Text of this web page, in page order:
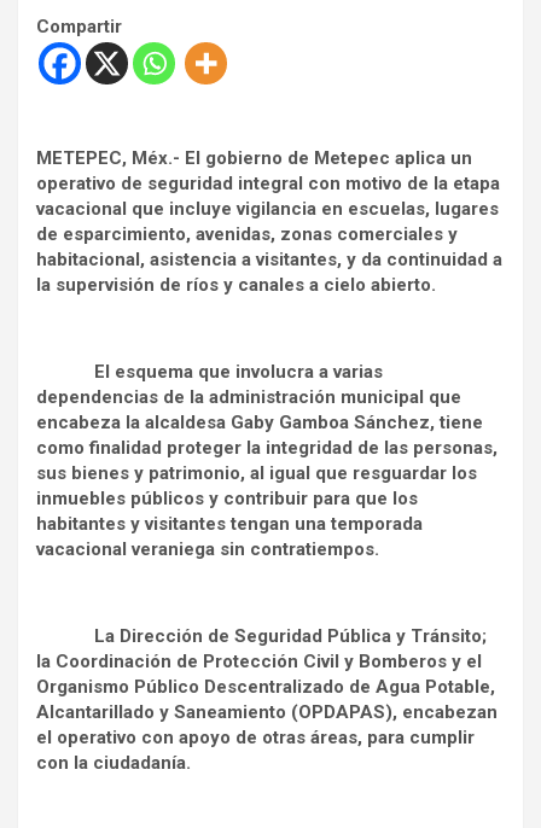
Compartir
METEPEC, Méx.- El gobierno de Metepec aplica un
operativo de seguridad integral con motivo de la etapa
vacacional que incluye vigilancia en escuelas, lugares
de esparcimiento, avenidas, zonas comerciales y
habitacional, asistencia a visitantes, y da continuidad a
la supervisión de ríos y canales a cielo abierto.
El esquema que involucra a varias
dependencias de la administración municipal que
encabeza la alcaldesa Gaby Gamboa Sánchez, tiene
como finalidad proteger la integridad de las personas,
sus bienes y patrimonio, al igual que resguardar los
inmuebles públicos y contribuir para que los
habitantes y visitantes tengan una temporada
vacacional veraniega sin contratiempos.
La Dirección de Seguridad Pública y Tránsito;
la Coordinación de Protección Civil y Bomberos y el
Organismo Público Descentralizado de Agua Potable,
Alcantarillado y Saneamiento (OPDAPAS), encabezan
el operativo con apoyo de otras áreas, para cumplir
con la ciudadanía.